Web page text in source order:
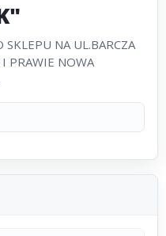
SKLEPU NA UL.BARCZA